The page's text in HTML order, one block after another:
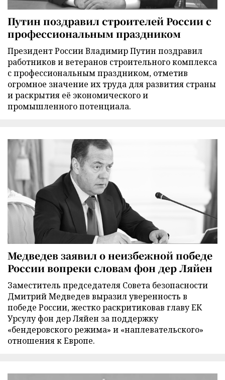
Путин поздравил строителей России с
профессиональным праздником
Президент России Владимир Путин поздравил
работников и ветеранов строительного комплекса
с профессиональным праздником, отметив
огромное значение их труда для развития страны
и раскрытия её экономического и
промышленного потенциала.
Медведев заявил о неизбежной победе
России вопреки словам фон дер Ляйен
Заместитель председателя Совета безопасности
Дмитрий Медведев выразил уверенность в
победе России, жестко раскритиковав главу ЕК
Урсулу фон дер Ляйен за поддержку
«бендеровского режима» и «наплевательского»
отношения к Европе.